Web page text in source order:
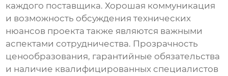
каждого поставщика. Хорошая коммуникация
и возможность обсуждения технических
нюансов проекта также являются важными
аспектами сотрудничества. Прозрачность
ценообразования, гарантийные обязательства
и наличие квалифицированных специалистов